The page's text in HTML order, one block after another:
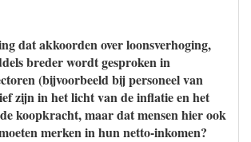
dat akkoorden over loonsverhoging,
breder wordt gesproken in
(bijvoorbeeld bij personeel van
zijn in het licht van de inflatie en het
koopkracht, maar dat mensen hier ook
merken in hun netto-inkomen?